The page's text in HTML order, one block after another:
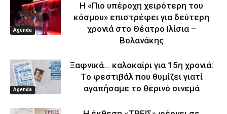
Agenda
Η «Πιο υπέροχη χειρότερη του
κόσμου» επιστρέφει για δεύτερη
χρονιά στο Θέατρο Ιλίσια –
Βολανάκης
Agenda
Ξαφνικά… καλοκαίρι για 15η χρονιά:
Το φεστιβάλ που θυμίζει γιατί
αγαπήσαμε το θερινό σινεμά